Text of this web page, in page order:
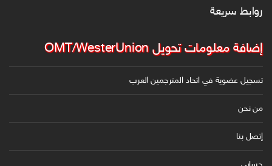
نروابط سريعة
إضافة معلومات تحويل OMT/WesterUnion
تسجيل عضوية في اتحاد المترجمين العرب
من نحن
إتصل بنا